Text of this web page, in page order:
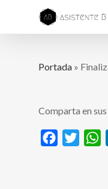
Portada »
Comparta en
Facebook